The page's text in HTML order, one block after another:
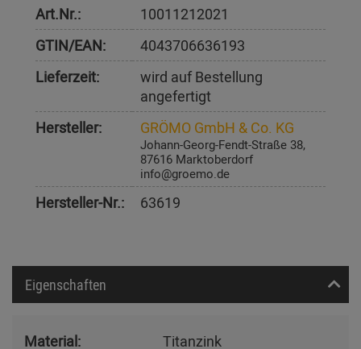
Art.Nr.:
10011212021
GTIN/EAN:
4043706636193
Lieferzeit:
wird auf Bestellung
angefertigt
Hersteller:
GRÖMO GmbH & Co. KG
Johann-Georg-Fendt-Straße 38,
87616 Marktoberdorf
info@groemo.de
Hersteller-Nr.: 63619
Eigenschaften
Material:
Titanzink